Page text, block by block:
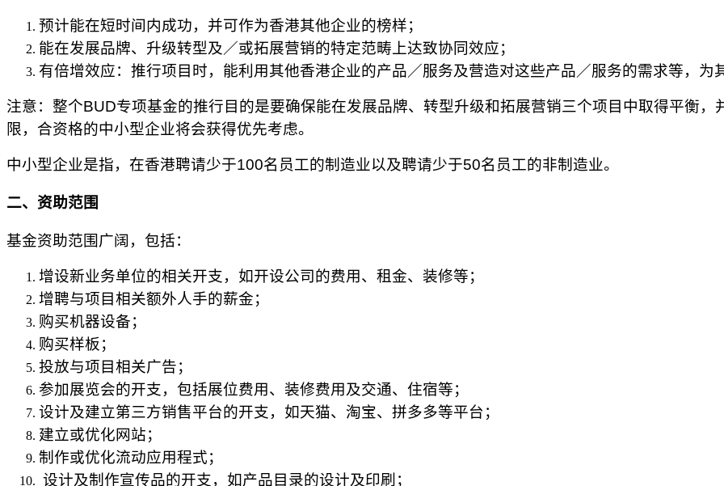
预计能在短时间内成功，并可作为香港其他企业的榜样；
能在发展品牌、升级转型及／或拓展营销的特定范畴上达致协同效应；
有倍增效应：推行项目时，能利用其他香港企业的产品／服务及营造对这些产品／服务的需求等，
注意：整个BUD专项基金的推行目的是要确保能在发展品牌、转型升级和拓展营销三个项目中取得平衡
限，合资格的中小型企业将会获得优先考虑。
中小型企业是指，在香港聘请少于100名员工的制造业以及聘请少于50名员工的非制造业。
二、资助范围
基金资助范围广阔，包括：
增设新业务单位的相关开支，如开设公司的费用、租金、装修等；
增聘与项目相关额外人手的薪金；
购买机器设备；
购买样板；
投放与项目相关广告；
参加展览会的开支，包括展位费用、装修费用及交通、住宿等；
设计及建立第三方销售平台的开支，如天猫、淘宝、拼多多等平台；
建立或优化网站；
制作或优化流动应用程式；
设计及制作宣传品的开支，如产品目录的设计及印刷；